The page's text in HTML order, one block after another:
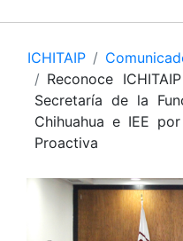
ICHITAIP
Reconoce
Secretaría de la
Chihuahua e IEE
Proactiva